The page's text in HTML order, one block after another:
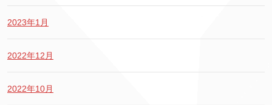
2023年1月
2022年12月
2022年10月